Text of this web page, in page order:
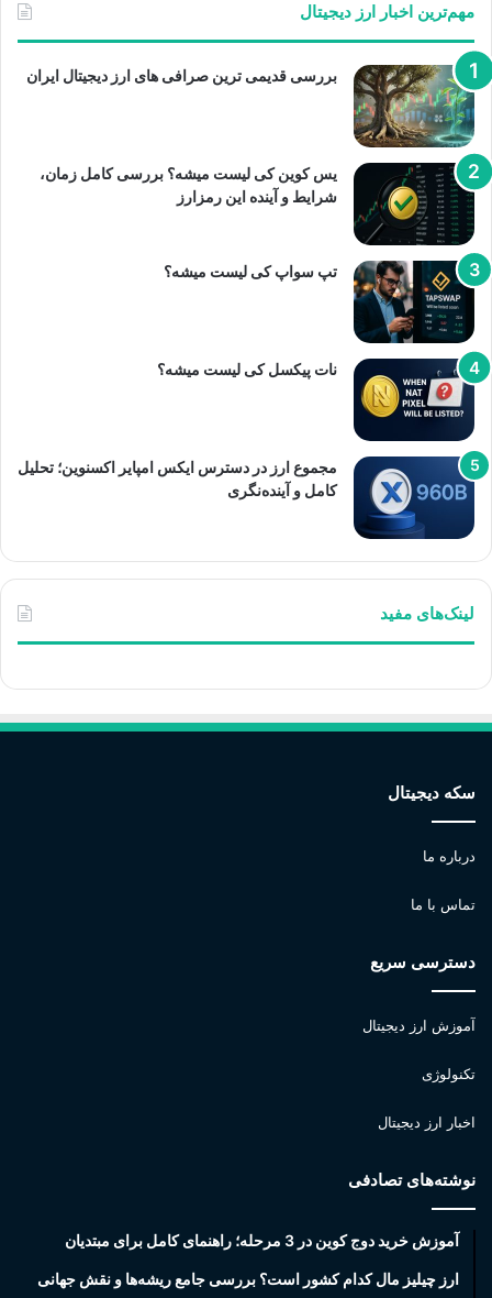
مهم‌ترین اخبار ارز دیجیتال
بررسی قدیمی ترین صرافی های ارز دیجیتال ایران
یس کوین کی لیست میشه؟ بررسی کامل زمان،
شرایط و آینده این رمزارز
تپ سواپ کی لیست میشه؟
نات پیکسل کی لیست میشه؟
مجموع ارز در دسترس ایکس امپایر اکسنوین؛ تحلیل
کامل و آینده‌نگری
لینک‌های مفید
سکه دیجیتال
درباره ما
تماس با ما
دسترسی سریع
آموزش ارز دیجیتال
تکنولوژی
اخبار ارز دیجیتال
نوشته‌های تصادفی
آموزش خرید دوج کوین در 3 مرحله؛ راهنمای کامل برای مبتدیان
ارز چیلیز مال کدام کشور است؟ بررسی جامع ریشه‌ها و نقش جهانی